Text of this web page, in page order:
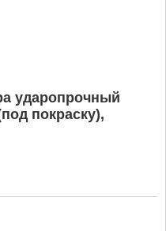
ударопрочный
покраску),